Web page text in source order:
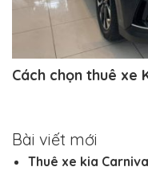
Cách chọn thuê xe
Bài viết mới
Thuê xe kia